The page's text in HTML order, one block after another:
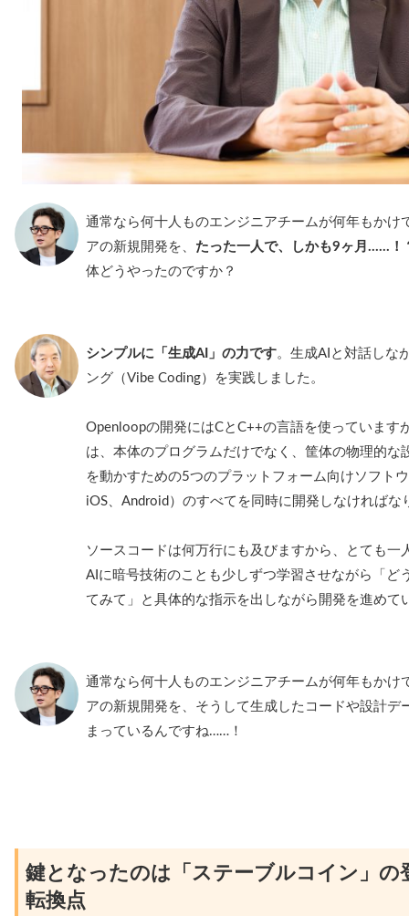
通常なら何十人ものエンジニアチームが何年もかけ
アの新規開発を、 たった一人で、しかも9ヶ月……！
体どうやったのですか？
シンプルに「生成AI」の力です。生成AIと対話しな
ング（Vibe Coding）を実践しました。
Openloopの開発にはCとC++の言語を使っています
は、本体のプログラムだけでなく、筐体の物理的な
を動かすための5つのプラットフォーム向けソフト
iOS、Android）のすべてを同時に開発しなければな
ソースコードは何万行にも及びますから、とても一
AIに暗号技術のことも少しずつ学習させながら「ど
てみて」と具体的な指示を出しながら開発を進めて
通常なら何十人ものエンジニアチームが何年もかけ
アの新規開発を、そうして生成したコードや設計デ
まっているんですね……！
鍵となったのは「ステーブルコイン」の
転換点